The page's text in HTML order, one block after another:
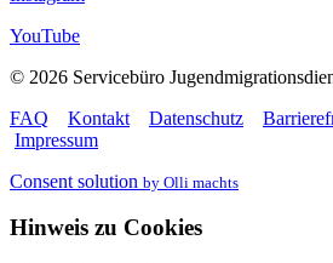
YouTube
© 2026 Servicebüro
FAQ
Kontakt Datenschutz
Impressum
Consent solution by Olli machts
Hinweis zu Cookies